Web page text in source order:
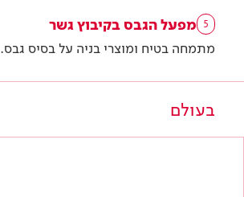
5 מפעל הגבס בקיבוץ גשר
מתמחה בטיח ומוצרי בניה על בסיס גבס.
בעולם